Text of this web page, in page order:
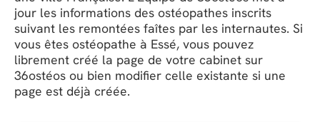
jour les informations des ostéopathes inscrits
suivant les remontées faîtes par les internautes. Si
vous êtes ostéopathe à Essé, vous pouvez
librement créé la page de votre cabinet sur
36ostéos ou bien modifier celle existante si une
page est déjà créée.